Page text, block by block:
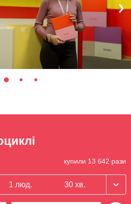
купили 13 642 рази
1 люд. 30 хв.